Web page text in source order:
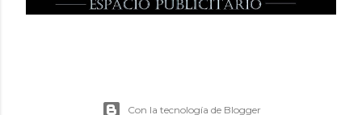
Con la tecnología de Blogger